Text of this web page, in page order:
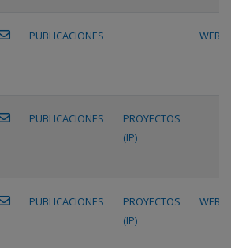
PUBLICACIONES WEB
PUBLICACIONES
PROYECTOS
(IP)
PUBLICACIONES
PROYECTOS
(IP)
WEB